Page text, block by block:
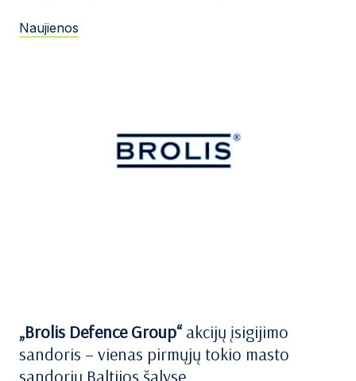
Naujienos
„Brolis Defence Group“akcijų įsigijimo
sandoris – vienas pirmųjų tokio masto
sandorių Baltijos šalyse